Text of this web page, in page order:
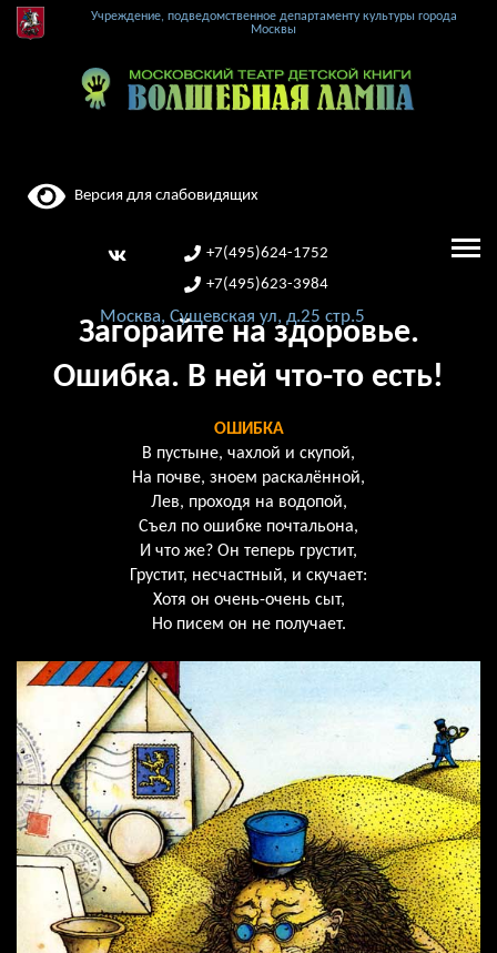
Учреждение, подведомственное департаменту культуры города
Москвы
Версия для слабовидящих
+7(495)624-1752
+7(495)623-3984
Москва, Сущевская ул, д.25 стр.5
Загорайте на здоровье.
Ошибка. В ней что-то есть!
ОШИБКА
В пустыне, чахлой и скупой,
На почве, зноем раскалённой,
Лев, проходя на водопой,
Съел по ошибке почтальона,
И что же? Он теперь грустит,
Грустит, несчастный, и скучает:
Хотя он очень-очень сыт,
Но писем он не получает.